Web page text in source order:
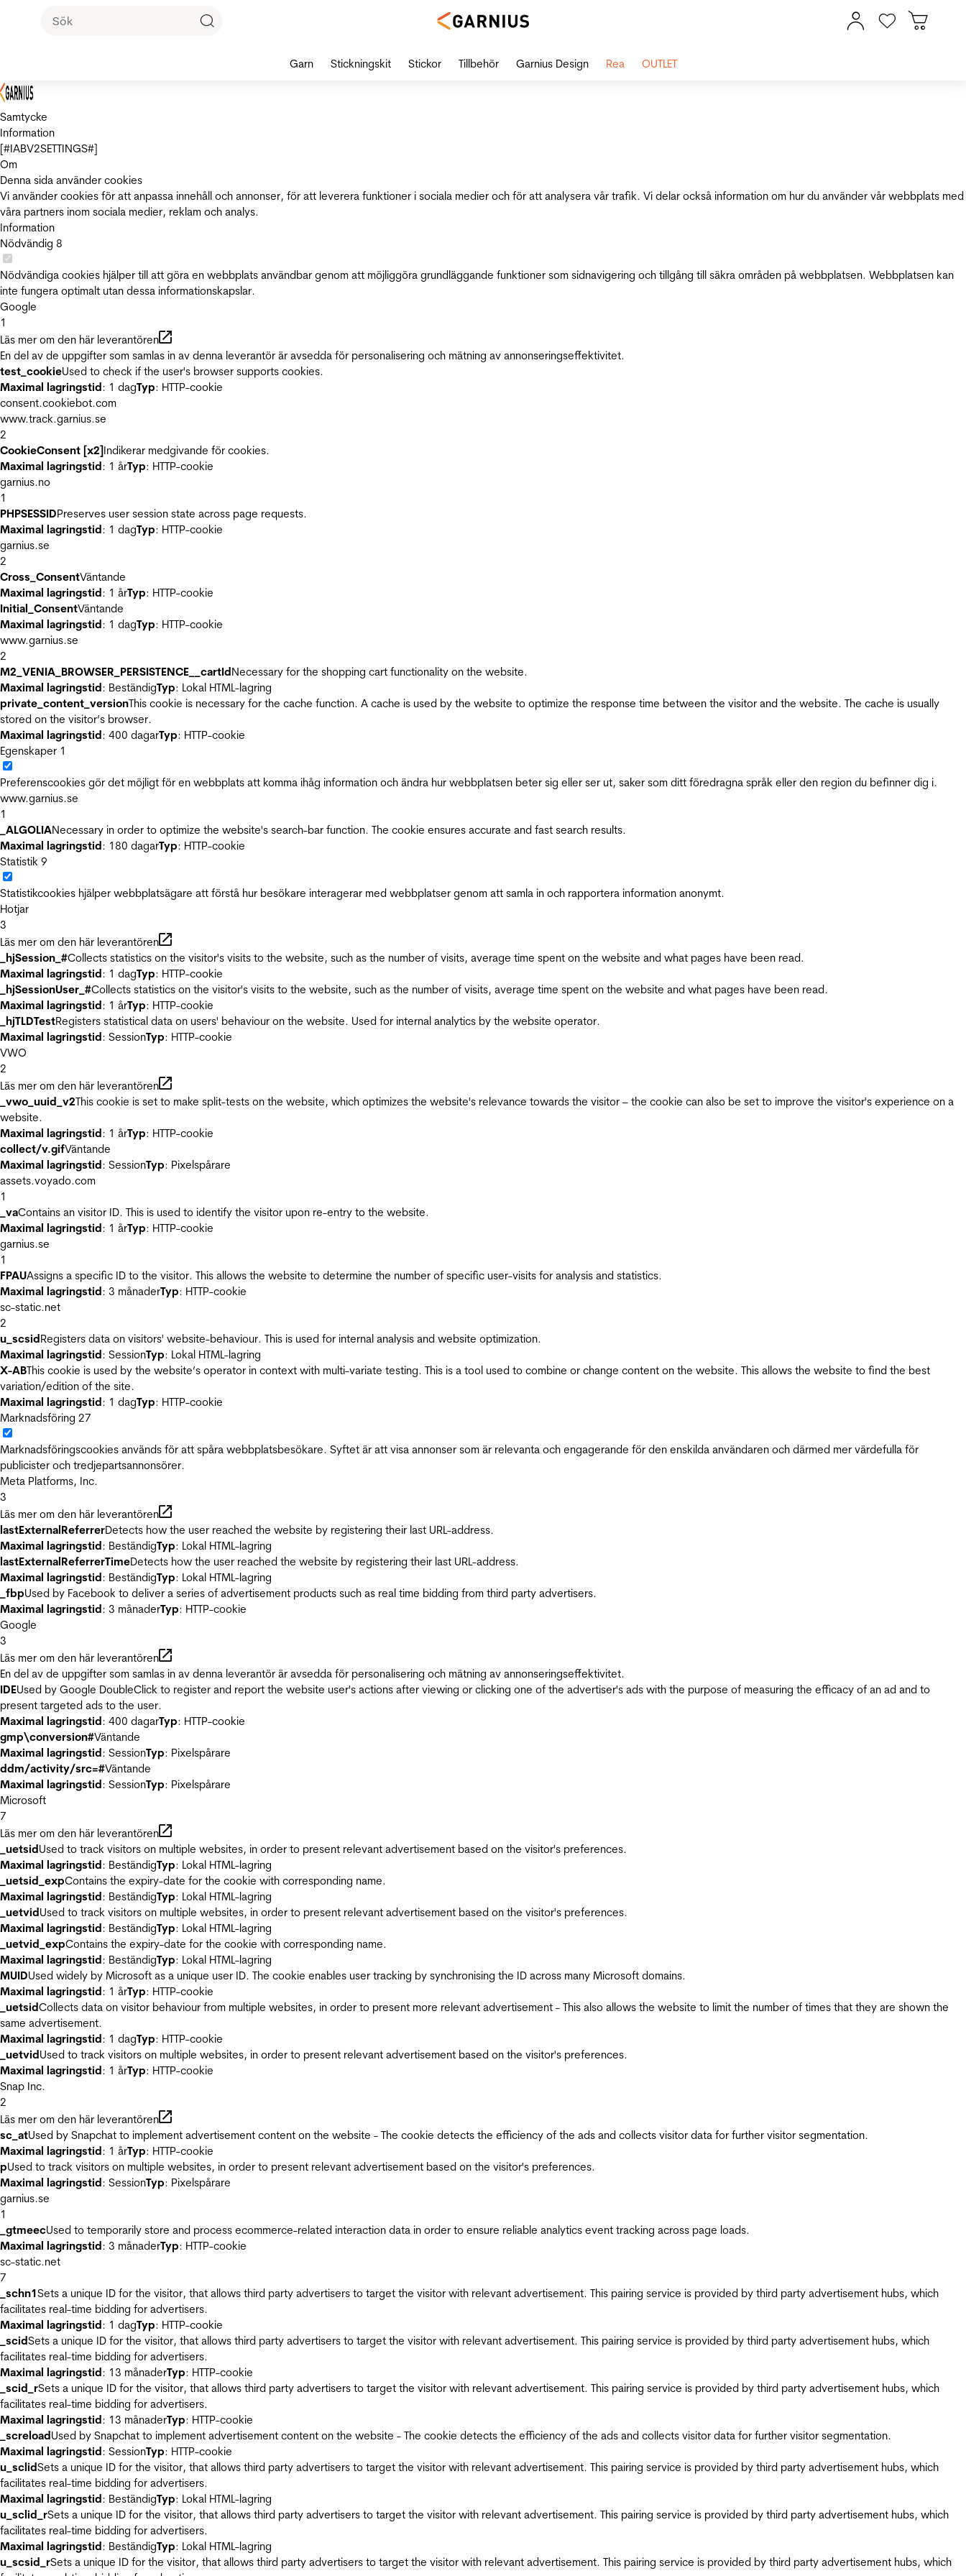
Samtycke
Information
[#IABV2SETTINGS#]
Om
Denna sida använder cookies
Vi använder cookies för att anpassa innehåll och annonser, för att leverera funktioner i sociala medier och för att analysera vår trafik. Vi delar också information om hur du använder vår webbplats med
våra partners inom sociala medier, reklam och analys.
Information
Nödvändig 8
Nödvändiga cookies hjälper till att göra en webbplats användbar genom att möjliggöra grundläggande funktioner som sidnavigering och tillgång till säkra områden på webbplatsen. Webbplatsen kan
inte fungera optimalt utan dessa informationskapslar.
Google
1
Läs mer om den här leverantören
En del av de uppgifter som samlas in av denna leverantör är avsedda för personalisering och mätning av annonseringseffektivitet.
test_cookieUsed to check if the user's browser supports cookies.
Maximal lagringstid: 1 dagTyp: HTTP-cookie
consent.cookiebot.com
www.track.garnius.se
2
CookieConsent [x2]Indikerar medgivande för cookies.
Maximal lagringstid: 1 årTyp: HTTP-cookie
garnius.no
1
PHPSESSIDPreserves user session state across page requests.
Maximal lagringstid: 1 dagTyp: HTTP-cookie
garnius.se
2
Cross_ConsentVäntande
Maximal lagringstid: 1 årTyp: HTTP-cookie
Initial_ConsentVäntande
Maximal lagringstid: 1 dagTyp: HTTP-cookie
www.garnius.se
2
M2_VENIA_BROWSER_PERSISTENCE__cartIdNecessary for the shopping cart functionality on the website.
Maximal lagringstid: BeständigTyp: Lokal HTML-lagring
private_content_versionThis cookie is necessary for the cache function. A cache is used by the website to optimize the response time between the visitor and the website. The cache is usually
stored on the visitor’s browser.
Maximal lagringstid: 400 dagarTyp: HTTP-cookie
Egenskaper 1
Preferenscookies gör det möjligt för en webbplats att komma ihåg information och ändra hur webbplatsen beter sig eller ser ut, saker som ditt föredragna språk eller den region du befinner dig i.
www.garnius.se
1
_ALGOLIANecessary in order to optimize the website's search-bar function. The cookie ensures accurate and fast search results.
Maximal lagringstid: 180 dagarTyp: HTTP-cookie
Statistik 9
Statistikcookies hjälper webbplatsägare att förstå hur besökare interagerar med webbplatser genom att samla in och rapportera information anonymt.
Hotjar
3
Läs mer om den här leverantören
_hjSession_#Collects statistics on the visitor's visits to the website, such as the number of visits, average time spent on the website and what pages have been read.
Maximal lagringstid: 1 dagTyp: HTTP-cookie
_hjSessionUser_#Collects statistics on the visitor's visits to the website, such as the number of visits, average time spent on the website and what pages have been read.
Maximal lagringstid: 1 årTyp: HTTP-cookie
_hjTLDTestRegisters statistical data on users' behaviour on the website. Used for internal analytics by the website operator.
Maximal lagringstid: SessionTyp: HTTP-cookie
VWO
2
Läs mer om den här leverantören
_vwo_uuid_v2This cookie is set to make split-tests on the website, which optimizes the website's relevance towards the visitor – the cookie can also be set to improve the visitor's experience on a
website.
Maximal lagringstid: 1 årTyp: HTTP-cookie
collect/v.gifVäntande
Maximal lagringstid: SessionTyp: Pixelspårare
assets.voyado.com
1
_vaContains an visitor ID. This is used to identify the visitor upon re-entry to the website.
Maximal lagringstid: 1 årTyp: HTTP-cookie
garnius.se
1
FPAUAssigns a specific ID to the visitor. This allows the website to determine the number of specific user-visits for analysis and statistics.
Maximal lagringstid: 3 månaderTyp: HTTP-cookie
sc-static.net
2
u_scsidRegisters data on visitors' website-behaviour. This is used for internal analysis and website optimization.
Maximal lagringstid: SessionTyp: Lokal HTML-lagring
X-ABThis cookie is used by the website’s operator in context with multi-variate testing. This is a tool used to combine or change content on the website. This allows the website to find the best
variation/edition of the site.
Maximal lagringstid: 1 dagTyp: HTTP-cookie
Marknadsföring 27
Marknadsföringscookies används för att spåra webbplatsbesökare. Syftet är att visa annonser som är relevanta och engagerande för den enskilda användaren och därmed mer värdefulla för
publicister och tredjepartsannonsörer.
Meta Platforms, Inc.
3
Läs mer om den här leverantören
lastExternalReferrerDetects how the user reached the website by registering their last URL-address.
Maximal lagringstid: BeständigTyp: Lokal HTML-lagring
lastExternalReferrerTimeDetects how the user reached the website by registering their last URL-address.
Maximal lagringstid: BeständigTyp: Lokal HTML-lagring
_fbpUsed by Facebook to deliver a series of advertisement products such as real time bidding from third party advertisers.
Maximal lagringstid: 3 månaderTyp: HTTP-cookie
Google
3
Läs mer om den här leverantören
En del av de uppgifter som samlas in av denna leverantör är avsedda för personalisering och mätning av annonseringseffektivitet.
IDEUsed by Google DoubleClick to register and report the website user's actions after viewing or clicking one of the advertiser's ads with the purpose of measuring the efficacy of an ad and to
present targeted ads to the user.
Maximal lagringstid: 400 dagarTyp: HTTP-cookie
gmp\conversion#Väntande
Maximal lagringstid: SessionTyp: Pixelspårare
ddm/activity/src=#Väntande
Maximal lagringstid: SessionTyp: Pixelspårare
Microsoft
7
Läs mer om den här leverantören
_uetsidUsed to track visitors on multiple websites, in order to present relevant advertisement based on the visitor's preferences.
Maximal lagringstid: BeständigTyp: Lokal HTML-lagring
_uetsid_expContains the expiry-date for the cookie with corresponding name.
Maximal lagringstid: BeständigTyp: Lokal HTML-lagring
_uetvidUsed to track visitors on multiple websites, in order to present relevant advertisement based on the visitor's preferences.
Maximal lagringstid: BeständigTyp: Lokal HTML-lagring
_uetvid_expContains the expiry-date for the cookie with corresponding name.
Maximal lagringstid: BeständigTyp: Lokal HTML-lagring
MUIDUsed widely by Microsoft as a unique user ID. The cookie enables user tracking by synchronising the ID across many Microsoft domains.
Maximal lagringstid: 1 årTyp: HTTP-cookie
_uetsidCollects data on visitor behaviour from multiple websites, in order to present more relevant advertisement - This also allows the website to limit the number of times that they are shown the
same advertisement.
Maximal lagringstid: 1 dagTyp: HTTP-cookie
_uetvidUsed to track visitors on multiple websites, in order to present relevant advertisement based on the visitor's preferences.
Maximal lagringstid: 1 årTyp: HTTP-cookie
Snap Inc.
2
Läs mer om den här leverantören
sc_atUsed by Snapchat to implement advertisement content on the website - The cookie detects the efficiency of the ads and collects visitor data for further visitor segmentation.
Maximal lagringstid: 1 årTyp: HTTP-cookie
pUsed to track visitors on multiple websites, in order to present relevant advertisement based on the visitor's preferences.
Maximal lagringstid: SessionTyp: Pixelspårare
garnius.se
1
_gtmeecUsed to temporarily store and process ecommerce-related interaction data in order to ensure reliable analytics event tracking across page loads.
Maximal lagringstid: 3 månaderTyp: HTTP-cookie
sc-static.net
7
_schn1Sets a unique ID for the visitor, that allows third party advertisers to target the visitor with relevant advertisement. This pairing service is provided by third party advertisement hubs, which
facilitates real-time bidding for advertisers.
Maximal lagringstid: 1 dagTyp: HTTP-cookie
_scidSets a unique ID for the visitor, that allows third party advertisers to target the visitor with relevant advertisement. This pairing service is provided by third party advertisement hubs, which
facilitates real-time bidding for advertisers.
Maximal lagringstid: 13 månaderTyp: HTTP-cookie
_scid_rSets a unique ID for the visitor, that allows third party advertisers to target the visitor with relevant advertisement. This pairing service is provided by third party advertisement hubs, which
facilitates real-time bidding for advertisers.
Maximal lagringstid: 13 månaderTyp: HTTP-cookie
_screloadUsed by Snapchat to implement advertisement content on the website - The cookie detects the efficiency of the ads and collects visitor data for further visitor segmentation.
Maximal lagringstid: SessionTyp: HTTP-cookie
u_sclidSets a unique ID for the visitor, that allows third party advertisers to target the visitor with relevant advertisement. This pairing service is provided by third party advertisement hubs, which
facilitates real-time bidding for advertisers.
Maximal lagringstid: BeständigTyp: Lokal HTML-lagring
u_sclid_rSets a unique ID for the visitor, that allows third party advertisers to target the visitor with relevant advertisement. This pairing service is provided by third party advertisement hubs, which
facilitates real-time bidding for advertisers.
Maximal lagringstid: BeständigTyp: Lokal HTML-lagring
u_scsid_rSets a unique ID for the visitor, that allows third party advertisers to target the visitor with relevant advertisement. This pairing service is provided by third party advertisement hubs, which
Garn Stickningskit Stickor Tillbehör Garnius Design Rea OUTLET